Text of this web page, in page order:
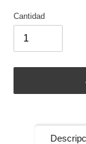
Cantidad